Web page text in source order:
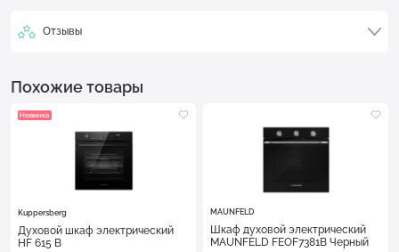
Отзывы
Похожие товары
Новинка
Kuppersberg
Духовой шкаф электрический
HF 615 B
MAUNFELD
Шкаф духовой электрический
MAUNFELD FEOF7381B Черный